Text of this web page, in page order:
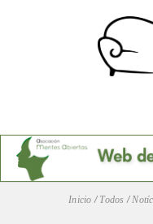
Inicio / Todos /